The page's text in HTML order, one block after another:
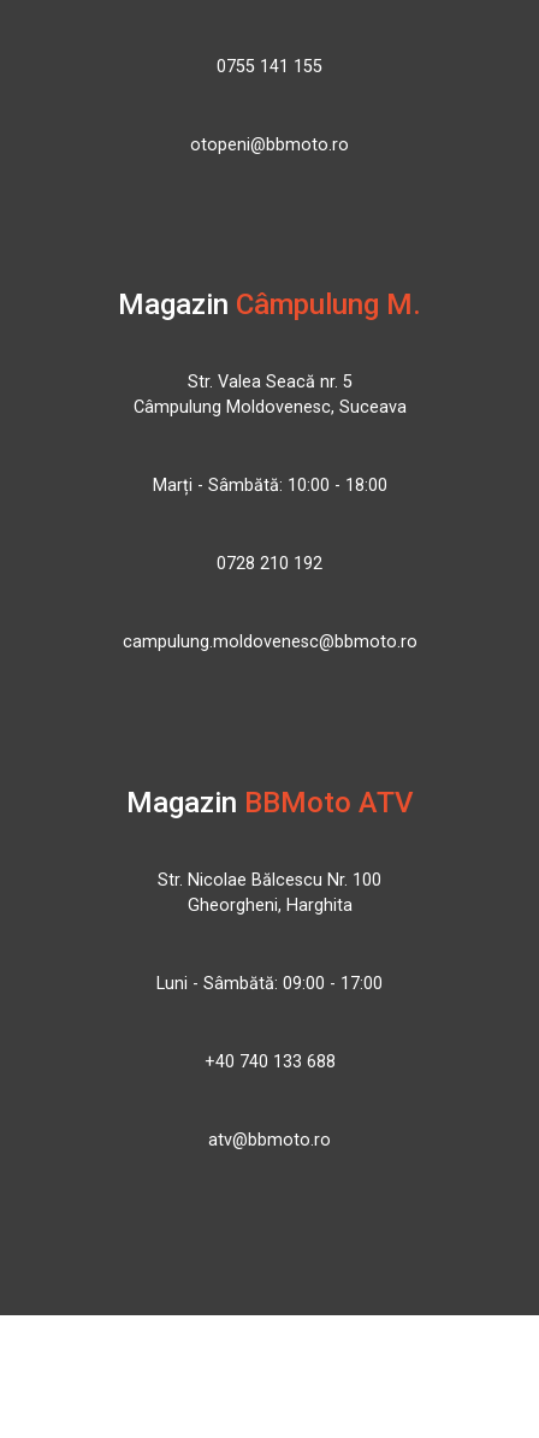
0755 141 155
otopeni@bbmoto.ro
Magazin Câmpulung M.
Str. Valea Seacă nr. 5
Câmpulung Moldovenesc, Suceava
Marți - Sâmbătă: 10:00 - 18:00
0728 210 192
campulung.moldovenesc@bbmoto.ro
Magazin BBMoto ATV
Str. Nicolae Bălcescu Nr. 100
Gheorgheni, Harghita
Luni - Sâmbătă: 09:00 - 17:00
+40 740 133 688
atv@bbmoto.ro